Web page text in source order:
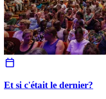
Et si c'était le dernier?